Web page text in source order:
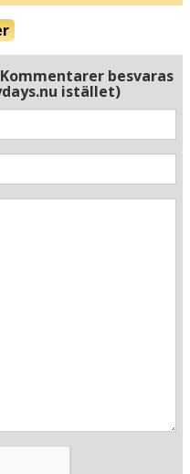
❯
besvaras
istället)